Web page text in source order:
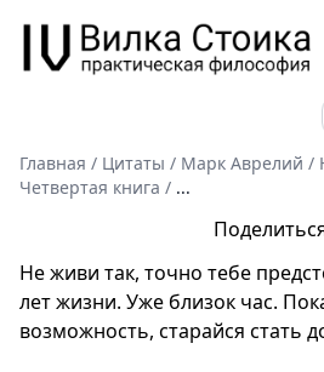
Главная / Цитаты / Марк Аврелий /
Четвертая книга / ...
Не живи так, точно тебе
лет жизни. Уже близок час.
возможность, старайся стать